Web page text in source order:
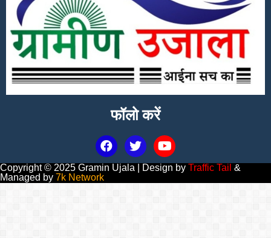
फॉलो करें
Copyright © 2025 Gramin Ujala | Design by Traffic Tail &
Managed by 7k Network